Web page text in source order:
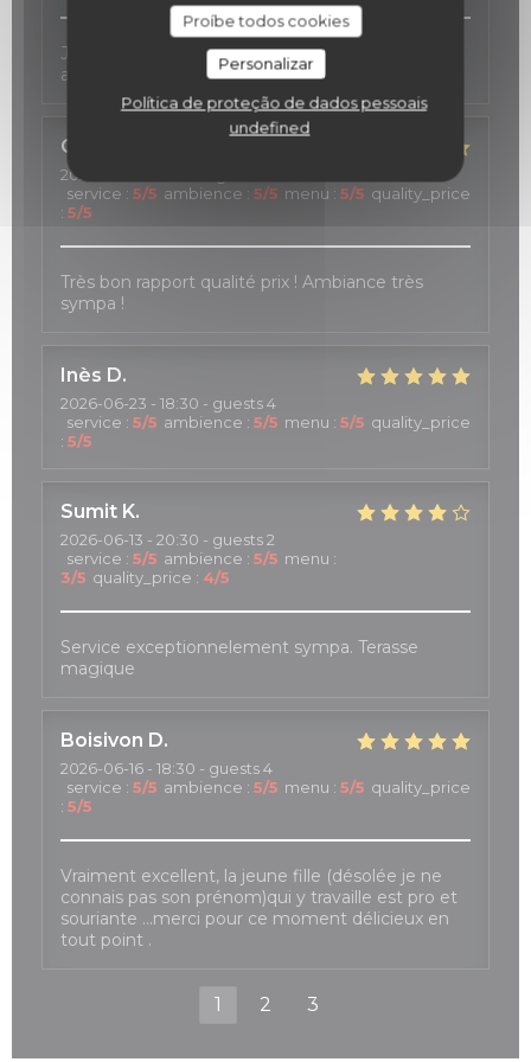
Proíbe todos cookies
Personalizar
Política de proteção de dados pessoais
undefined
J4ai passé un très bon moment, le personnel est
accueillant, réactif et généreux
Cristina
2026-07-04
service : 5/5 ambience : 5/5 menu : 5/5 quality_price
: 5/5
Très bon rapport qualité prix ! Ambiance très
sympa !
Inès D
2026-06-23 - 18:30 - guests 4
service : 5/5 ambience : 5/5 menu : 5/5 quality_price
: 5/5
Sumit K
2026-06-13 - 20:30 - guests 2
service : 5/5 ambience : 5/5 menu :
3/5 quality_price : 4/5
Service exceptionnelement sympa. Terasse
magique
Boisivon D
2026-06-16 - 18:30 - guests 4
service : 5/5 ambience : 5/5 menu : 5/5 quality_price
: 5/5
Vraiment excellent, la jeune fille (désolée je ne
connais pas son prénom)qui y travaille est pro et
souriante …merci pour ce moment délicieux en
tout point .
1 2 3